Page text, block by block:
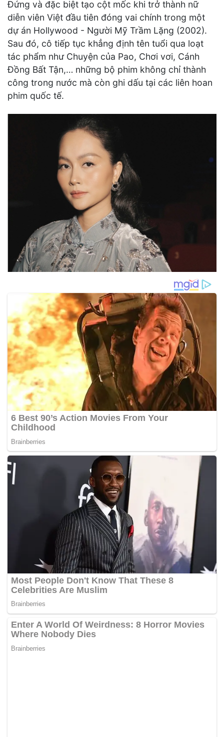
Đứng và đặc biệt tạo cột mốc khi trở thành nữ
diễn viên Việt đầu tiên đóng vai chính trong một
dự án Hollywood - Người Mỹ Trầm Lặng (2002).
Sau đó, cô tiếp tục khẳng định tên tuổi qua loạt
tác phẩm như Chuyện của Pao, Chơi vơi, Cánh
Đồng Bất Tận,… những bộ phim không chỉ thành
công trong nước mà còn ghi dấu tại các liên hoan
phim quốc tế.